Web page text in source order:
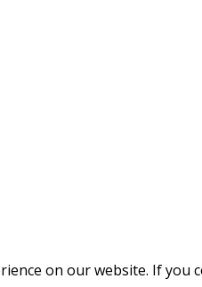
on our website. If